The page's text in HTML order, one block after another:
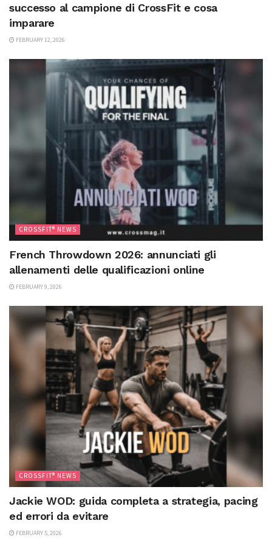
successo al campione di CrossFit e cosa
imparare
FEBRUARY 12, 2026
CROSSFIT® NEWS
French Throwdown 2026: annunciati gli
allenamenti delle qualificazioni online
FEBRUARY 9, 2026
CROSSFIT® NEWS
Jackie WOD: guida completa a strategia, pacing
ed errori da evitare
FEBRUARY 5, 2026